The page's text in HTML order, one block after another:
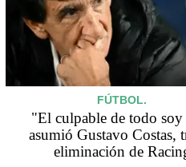
FÚTBOL.
"El culpable de todo
asumió Gustavo Costas,
eliminación de